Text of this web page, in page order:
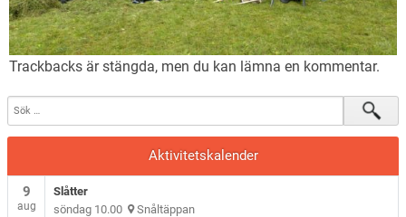
Trackbacks är stängda, men du kan lämna en kommentar.
Aktivitetskalender
9
aug
Slåtter
söndag 10.00 Snåltäppan